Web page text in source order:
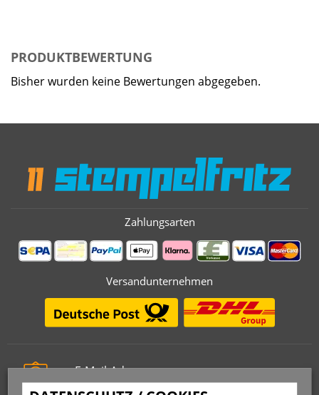
PRODUKTBEWERTUNG
Bisher wurden keine Bewertungen abgegeben.
Zahlungsarten
Versandunternehmen
E-Mail-Adresse
info@stempelfritz.de